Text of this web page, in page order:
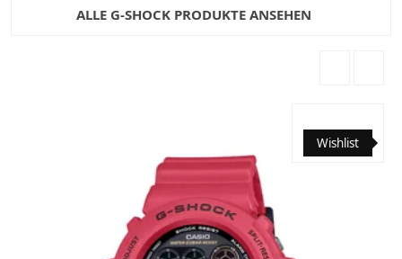
ALLE G-SHOCK PRODUKTE ANSEHEN
Wishlist